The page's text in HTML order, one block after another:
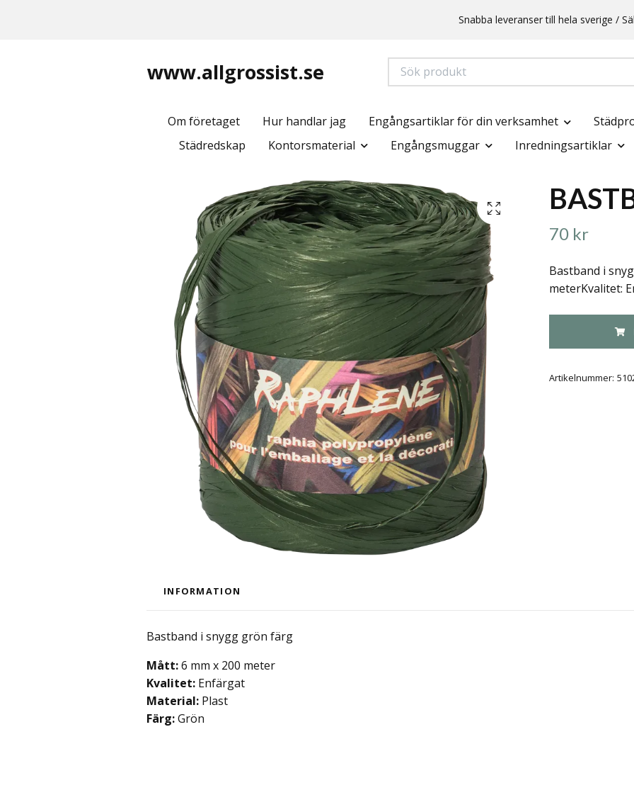
Snabba leveranser till hela sverige /
www.allgrossist.se
Om företaget Hur handlar jag Engångsartiklar för din verksamhet
Städredskap
Kontorsmaterial Engångsmuggar Inredningsartiklar
70 kr
Bastband i
meterKvalitet:
Artikelnummer:
INFORMATION
Bastband i snygg grön färg
Mått:6 mm x 200 meter
Kvalitet: Enfärgat
Material: Plast
Färg:Grön